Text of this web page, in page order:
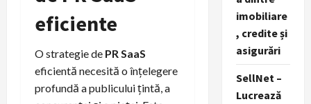
eficiente
O strategie de PR SaaS
eficientă necesită o înțelegere
profundă a publicului țintă, a
imobiliare
, credite și
asigurări
SellNet –
Lucrează